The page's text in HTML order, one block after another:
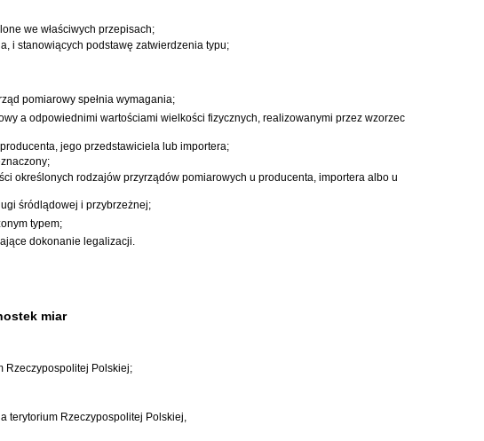
we właściwych przepisach;
i stanowiących podstawę zatwierdzenia typu;
pomiarowy spełnia wymagania;
a odpowiednimi wartościami wielkości fizycznych, realizowanymi przez wzorzec
jego przedstawiciela lub importera;
określonych rodzajów przyrządów pomiarowych u producenta, importera albo u
śródlądowej i przybrzeżnej;
typem;
dokonanie legalizacji.
miar
Rzeczypospolitej Polskiej;
terytorium Rzeczypospolitej Polskiej,